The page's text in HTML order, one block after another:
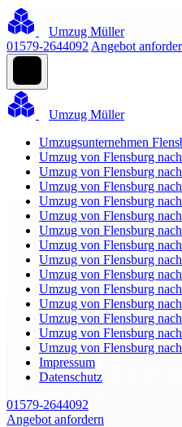
Umzug Müller
01579-2644092 Angebot
Umzug Müller
Umzugsunternehmen
Umzug von Flensburg
Umzug von Flensburg
Umzug von Flensburg
Umzug von Flensburg
Umzug von Flensburg
Umzug von Flensburg
Umzug von Flensburg
Umzug von Flensburg
Umzug von Flensburg
Umzug von Flensburg
Umzug von Flensburg
Umzug von Flensburg
Umzug von Flensburg
Umzug von Flensburg
Impressum
Datenschutz
01579-2644092
Angebot anfordern